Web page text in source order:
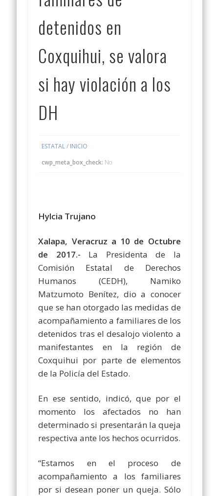
detenidos en
Coxquihui, se valora
si hay violación a los
DH
ESTATAL/ INICIO
cwp_meta_box_check: No
Hylcia Trujano
Xalapa, Veracruz a 10 de Octubre
de 2017.- La Presidenta de la
Comisión Estatal de Derechos
Humanos (CEDH), Namiko
Matzumoto Benítez, dio a conocer
que se han otorgado las medidas de
acompañamiento a familiares de los
detenidos tras el desalojo violento a
manifestantes en la región de
Coxquihui por parte de elementos
de la Policía del Estado.
En ese sentido, indicó, que por el
momento los afectados no han
determinado si presentarán la queja
respectiva ante los hechos ocurridos.
“Estamos en el proceso de
acompañamiento a los familiares
por si desean poner un queja. Sólo